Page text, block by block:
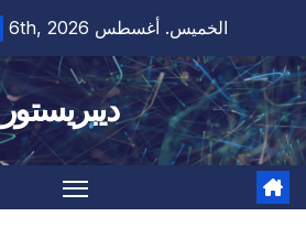
content
الخميس. أغسطس 6th, 2026
ديبريستور